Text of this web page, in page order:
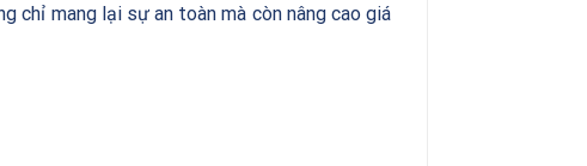
chỉ mang lại sự an toàn mà còn nâng cao giá